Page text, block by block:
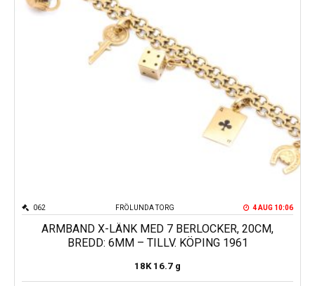
FRÖLUNDA TORG
062 4 AUG 10:06
ARMBAND X-LÄNK MED 7 BERLOCKER, 20CM,
BREDD: 6MM – TILLV. KÖPING 1961
18K 16.7 g